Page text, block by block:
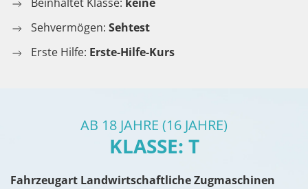
Sehvermögen: Sehtest
Erste Hilfe: Erste-Hilfe-Kurs
AB 18 JAHRE (16 JAHRE)
KLASSE: T
Fahrzeugart Landwirtschaftliche Zugmaschinen